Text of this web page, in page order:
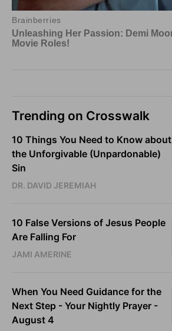
Trending on Crosswalk
10 Things You Need to Know about
the Unforgivable (Unpardonable)
Sin
DR. DAVID JEREMIAH
10 False Versions of Jesus People
Are Falling For
JAMI AMERINE
When You Need Guidance for the
Next Step - Your Nightly Prayer -
August 4